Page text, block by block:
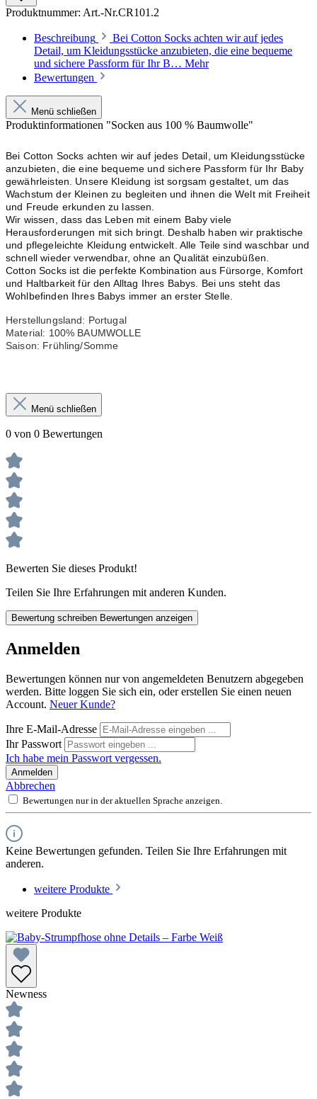
Produktnummer: Art.-Nr.CR101.2
Beschreibung
Bei Cotton Socks achten wir auf jedes
Detail, um Kleidungsstücke anzubieten, die eine bequeme
und sichere Passform für Ihr B… Mehr
Bewertungen
Menü schließen
Produktinformationen "Socken aus 100 % Baumwolle"
Bei Cotton Socks achten wir auf jedes Detail, um Kleidungsstücke
anzubieten, die eine bequeme und sichere Passform für Ihr Baby
gewährleisten. Unsere Kleidung ist sorgsam gestaltet, um das
Wachstum der Kleinen zu begleiten und ihnen die Welt mit Freiheit
und Freude erkunden zu lassen.
Wir wissen, dass das Leben mit einem Baby viele
Herausforderungen mit sich bringt. Deshalb haben wir praktische
und pflegeleichte Kleidung entwickelt. Alle Teile sind waschbar und
schnell wieder verwendbar, ohne an Qualität einzubüßen.
Cotton Socks ist die perfekte Kombination aus Fürsorge, Komfort
und Haltbarkeit für den Alltag Ihres Babys. Bei uns steht das
Wohlbefinden Ihres Babys immer an erster Stelle.
Herstellungsland: Portugal
Material: 100% BAUMWOLLE
Saison: Frühling/Somme
Menü schließen
0 von 0 Bewertungen
Bewerten Sie dieses Produkt!
Teilen Sie Ihre Erfahrungen mit anderen Kunden.
Bewertung schreiben Bewertungen anzeigen
Anmelden
Bewertungen können nur von angemeldeten Benutzern abgegeben
werden. Bitte loggen Sie sich ein, oder erstellen Sie einen neuen
Account. Neuer Kunde?
Ihre E-Mail-Adresse
Ihr Passwort
Ich habe mein Passwort vergessen.
Anmelden
Abbrechen
Bewertungen nur in der aktuellen Sprache anzeigen.
Keine Bewertungen gefunden. Teilen Sie Ihre Erfahrungen mit
anderen.
weitere Produkte
weitere Produkte
Newness